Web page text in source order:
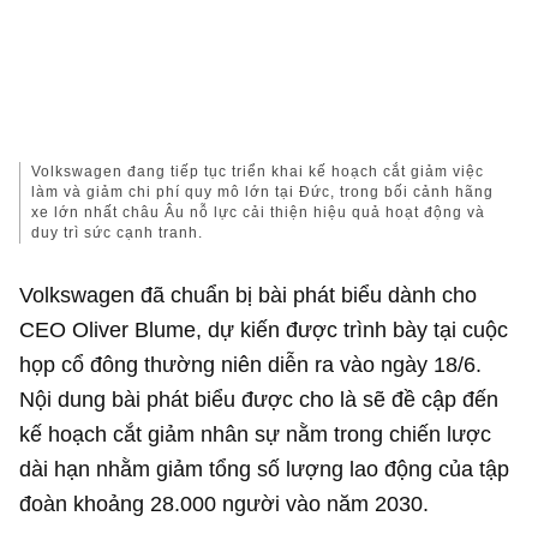
Volkswagen đang tiếp tục triển khai kế hoạch cắt giảm việc
làm và giảm chi phí quy mô lớn tạiĐức
, trong bối cảnh hãng
xe lớn nhất châu Âu nỗ lực cải thiện hiệu quả hoạt động và
duy trì sức cạnh tranh.
Volkswagen đã chuẩn bị bài phát biểu dành cho
CEO Oliver Blume, dự kiến được trình bày tại cuộc
họp cổ đông thường niên diễn ra vào ngày 18/6.
Nội dung bài phát biểu được cho là sẽ đề cập đến
kế hoạch cắt giảm nhân sự nằm trong chiến lược
dài hạn nhằm giảm tổng số lượng lao động của tập
đoàn khoảng 28.000 người vào năm 2030.